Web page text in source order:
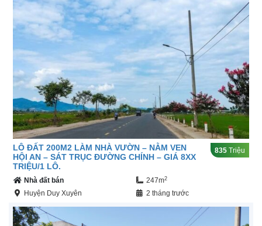
LÔ ĐẤT 200M2 LÀM NHÀ VƯỜN – NẰM VEN
HỘI AN – SÁT TRỤC ĐƯỜNG CHÍNH – GIÁ 8XX
TRIỆU/1 LÔ.
835 Triệu
Nhà đất bán 247m2
Huyện Duy Xuyên 2 tháng trước